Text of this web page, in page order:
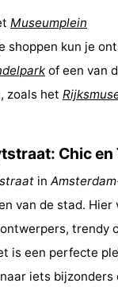
Museumplein
shoppen kun je
of een van
zoals het
Chic en
in
van de stad. Hier
trendy
is een perfecte
iets bijzonders